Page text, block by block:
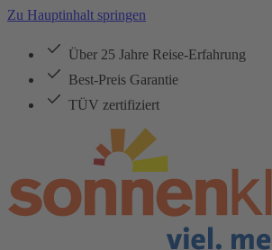
Zu Hauptinhalt springen
Über 25 Jahre Reise-Erfahrung
Best-Preis Garantie
TÜV zertifiziert